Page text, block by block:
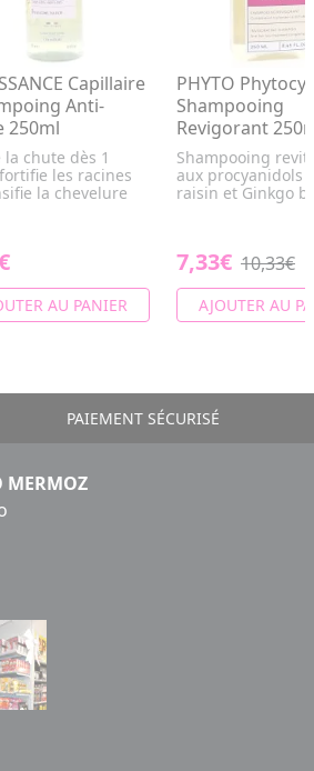
Capillaire
Anti-
250ml
la chute dès 1
les racines
la chevelure
AU PANIER
PHYTO
Shampooing
Revigorant
Shampooing
aux procyanidols
raisin et Ginkgo
7,33€ 10,33€
AJOUTER AU
PAIEMENT SÉCURISÉ
MERMOZ